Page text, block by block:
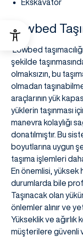
Ekskavatör
Lowbed
Lowbed
şekilde
olmaksızın, bu
olmadan
araçlarının yük
yüklerin taşınması
manevra kolaylığı
donatılmıştır. Bu
boyutlarına uygun
taşıma işlemleri
En önemlisi,
durumlarda bile
Taşınacak olan
önlemler alınır ve
Yükseklik ve ağırlık
müşterilere güvenli